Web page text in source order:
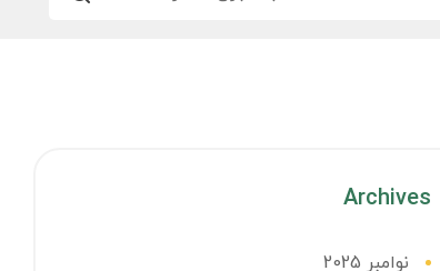
Archives
نوامبر 2025